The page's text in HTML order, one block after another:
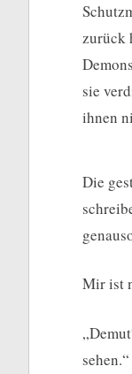
zurück
sie
ihnen
Die
Mir ist